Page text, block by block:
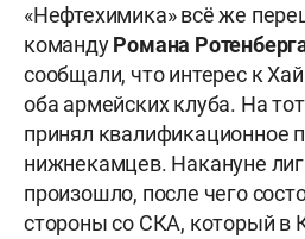
«Нефтехимика» всё же
командуРомана
сообщали, что интерес к
оба армейских клуба. На
принял квалификационное
нижнекамцев. Накануне
произошло, после чего
стороны со СКА, который в